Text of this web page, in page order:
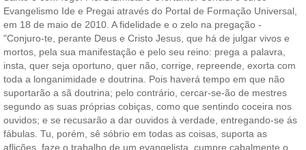
Evangelismo Ide e Pregai através do Portal de Formação Universal,
em 18 de maio de 2010. A fidelidade e o zelo na pregação -
"Conjuro-te, perante Deus e Cristo Jesus, que há de julgar vivos e
mortos, pela sua manifestação e pelo seu reino: prega a palavra,
insta, quer seja oportuno, quer não, corrige, repreende, exorta com
toda a longanimidade e doutrina. Pois haverá tempo em que não
suportarão a sã doutrina; pelo contrário, cercar-se-ão de mestres
segundo as suas próprias cobiças, como que sentindo coceira nos
ouvidos; e se recusarão a dar ouvidos à verdade, entregando-se ás
fábulas. Tu, porém, sê sóbrio em todas as coisas, suporta as
aflições, faze o trabalho de um evangelista, cumpre cabalmente o